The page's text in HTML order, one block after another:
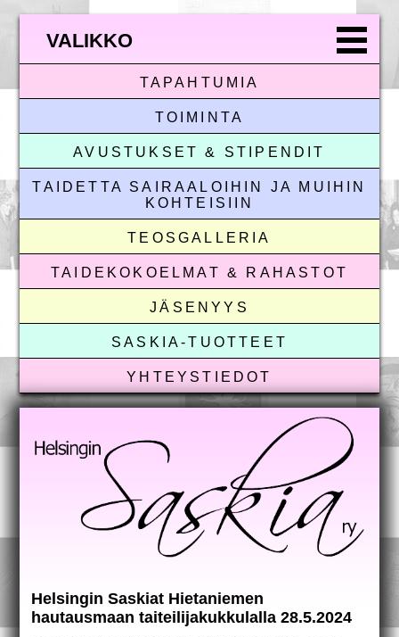
VALIKKO
TAPAHTUMIA
TOIMINTA
AVUSTUKSET & STIPENDIT
TAIDETTA SAIRAALOIHIN JA MUIHIN
KOHTEISIIN
TEOSGALLERIA
TAIDEKOKOELMAT & RAHASTOT
JÄSENYYS
SASKIA-TUOTTEET
YHTEYSTIEDOT
Helsingin Saskiat Hietaniemen
hautausmaan taiteilijakukkulalla 28.5.2024